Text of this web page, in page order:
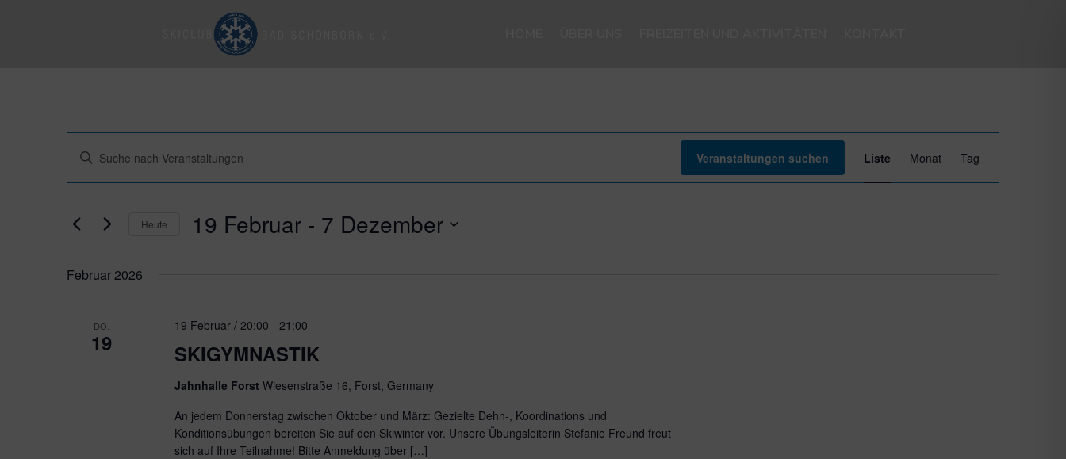
Veranstaltungen
Suche
und
Navigation
Bitte
Schlüsselwort
eingeben.
nach
Veranstaltungen suchen
Ansichten-
Liste Monat Tag
Heute 19 Februar - 7 Dezember
Februar 2026
DO.
19 SKIGYMNASTIK
19 Februar / 20:00 - 21:00
Jahnhalle Forst Wiesenstraße 16, Forst, Germany
An jedem Donnerstag zwischen Oktober und März: Gezielte Dehn-, Koordinations und
Konditionsübungen bereiten Sie auf den Skiwinter vor. Unsere Übungsleiterin Stefanie Freund freut
sich auf Ihre Teilnahme! Bitte Anmeldung über […]